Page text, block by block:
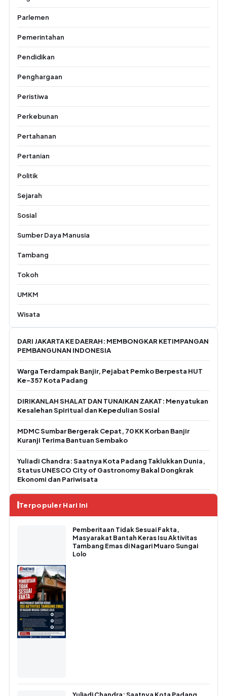
Parlemen
Pemerintahan
Pendidikan
Penghargaan
Peristiwa
Perkebunan
Pertahanan
Pertanian
Politik
Sejarah
Sosial
Sumber Daya Manusia
Tambang
Tokoh
UMKM
Wisata
DARI JAKARTA KE DAERAH: MEMBONGKAR KETIMPANGAN
PEMBANGUNAN INDONESIA
Warga Terdampak Banjir, Pejabat Pemko Berpesta HUT
Ke-357 Kota Padang
DIRIKANLAH SHALAT DAN TUNAIKAN ZAKAT: Menyatukan
Kesalehan Spiritual dan Kepedulian Sosial
MDMC Sumbar Bergerak Cepat, 70 KK Korban Banjir
Kuranji Terima Bantuan Sembako
Yuliadi Chandra: Saatnya Kota Padang Taklukkan Dunia,
Status UNESCO City of Gastronomy Bakal Dongkrak
Ekonomi dan Pariwisata
Terpopuler Hari Ini
Pemberitaan Tidak Sesuai Fakta,
Masyarakat Bantah Keras Isu Aktivitas
Tambang Emas di Nagari Muaro Sungai
Lolo
Yuliadi Chandra: Saatnya Kota Padang